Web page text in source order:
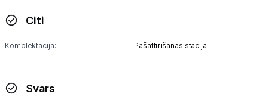
Citi
Komplektācija: Pašattīrīšanās stacija
Svars